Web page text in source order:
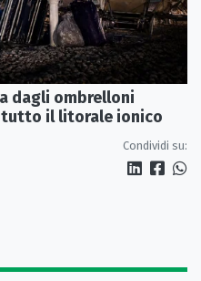
dagli ombrelloni
tutto il litorale ionico
Condividi su: